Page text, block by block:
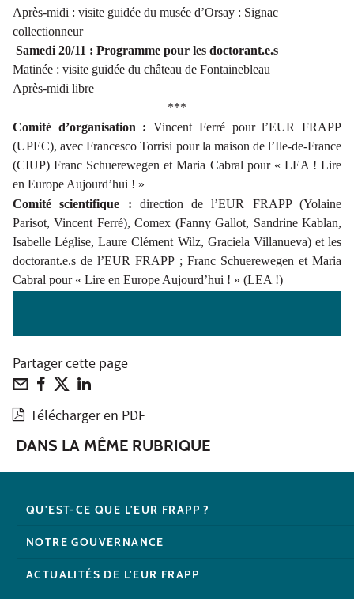
Après-midi : visite guidée du musée d’Orsay : Signac
collectionneur
Samedi 20/11 : Programme pour les doctorant.e.s
Matinée : visite guidée du château de Fontainebleau
Après-midi libre
***
Comité d’organisation : Vincent Ferré pour l’EUR FRAPP
(UPEC), avecFrancesco Torrisi pourla maison de l’Ile-de-France
(CIUP) Franc Schuerewegen et Maria Cabral pour « LEA ! Lire
en Europe Aujourd’hui ! »
Comité scientifique : direction de l’EUR FRAPP (Yolaine
Parisot, Vincent Ferré), Comex (Fanny Gallot, Sandrine Kablan,
Isabelle Léglise, Laure Clément Wilz, Graciela Villanueva) et les
doctorant.e.s de l’EUR FRAPP ; Franc Schuerewegen et Maria
Cabral pour « Lire en Europe Aujourd’hui ! » (LEA !)
Partager cette page
Télécharger en PDF
DANS LA MÊME RUBRIQUE
QU'EST-CE QUE L'EUR FRAPP ?
NOTRE GOUVERNANCE
ACTUALITÉS DE L'EUR FRAPP